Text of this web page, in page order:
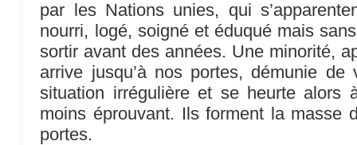
par les Nations unies, qui
nourri, logé, soigné et éduqué mais
sortir avant des années. Une minorité,
arrive jusqu’à nos portes, démunie
situation irrégulière et se heurte alors
moins éprouvant. Ils forment la masse
portes.